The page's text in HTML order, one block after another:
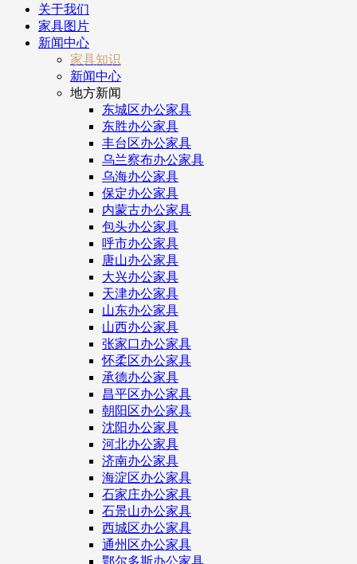
关于我们
家具图片
新闻中心
家具知识
新闻中心
地方新闻
东城区办公家具
东胜办公家具
丰台区办公家具
乌兰察布办公家具
乌海办公家具
保定办公家具
内蒙古办公家具
包头办公家具
呼市办公家具
唐山办公家具
大兴办公家具
天津办公家具
山东办公家具
山西办公家具
张家口办公家具
怀柔区办公家具
承德办公家具
昌平区办公家具
朝阳区办公家具
沈阳办公家具
河北办公家具
济南办公家具
海淀区办公家具
石家庄办公家具
石景山办公家具
西城区办公家具
通州区办公家具
鄂尔多斯办公家具